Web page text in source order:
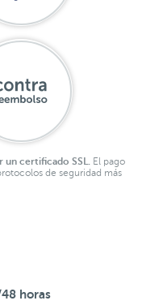
certificado SSL.
El pago
de seguridad más
horas